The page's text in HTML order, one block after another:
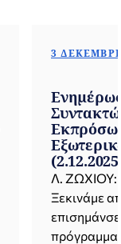
3
Λ. ΖΩΧΙΟΥ:
Ξεκινάμε
πρόγραμμα